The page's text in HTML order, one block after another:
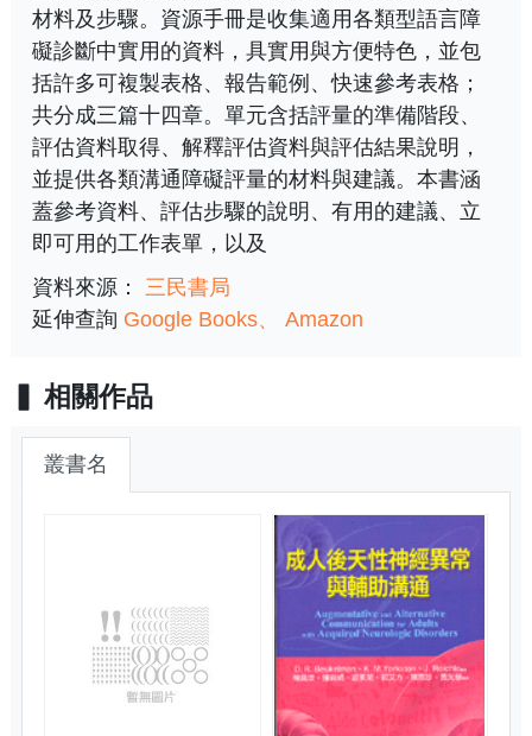
材料及步驟。資源手冊是收集適用各類型語言障
礙診斷中實用的資料，具實用與方便特色，並包
括許多可複製表格、報告範例、快速參考表格；
共分成三篇十四章。單元含括評量的準備階段、
評估資料取得、解釋評估資料與評估結果說明，
並提供各類溝通障礙評量的材料與建議。本書涵
蓋參考資料、評估步驟的說明、有用的建議、立
即可用的工作表單，以及
資料來源： 三民書局
延伸查詢 Google Books Amazon
相關作品
叢書名